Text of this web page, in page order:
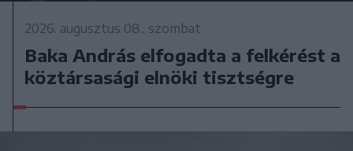
2026. augusztus 08., szombat
Baka András elfogadta a felkérést a
köztársasági elnöki tisztségre